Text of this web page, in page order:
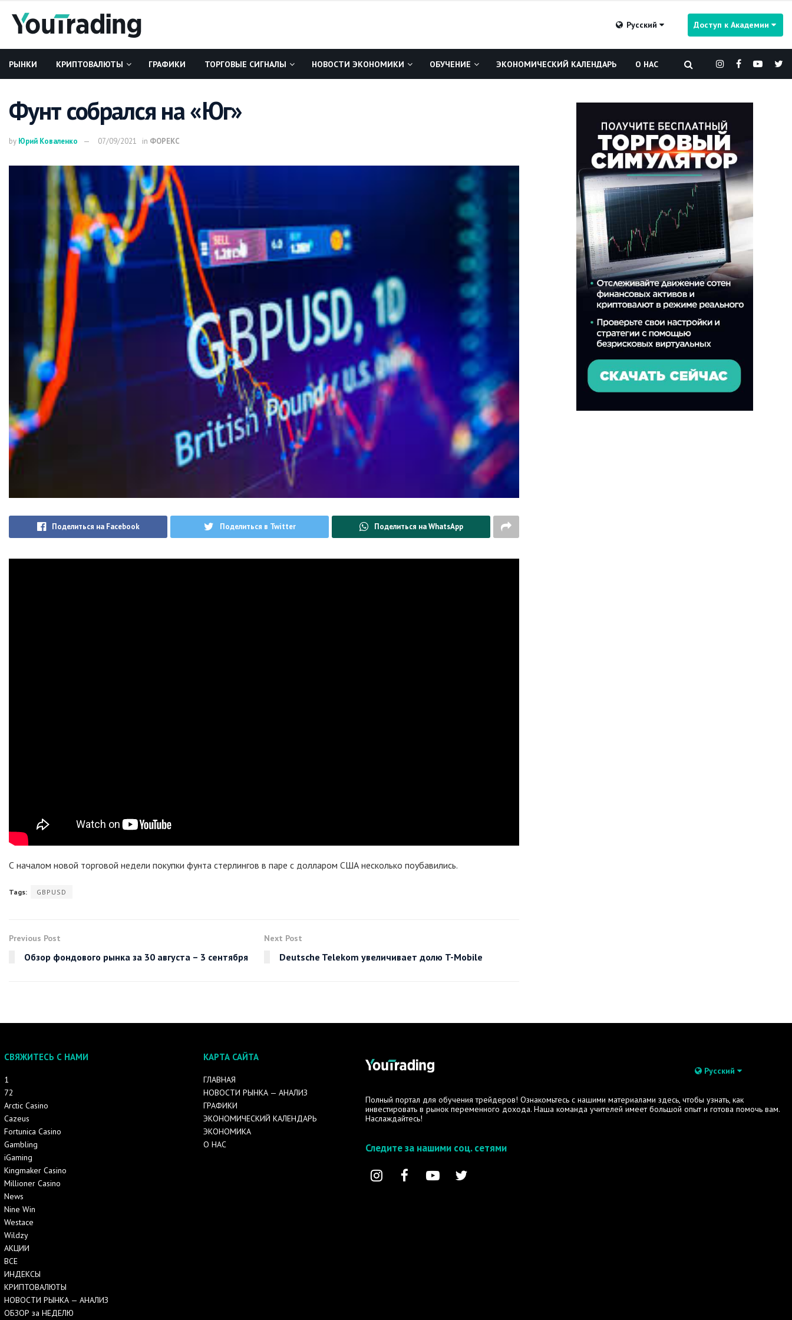
Русский Доступ к Академии
РЫНКИ КРИПТОВАЛЮТЫ ГРАФИКИ ТОРГОВЫЕ СИГНАЛЫ НОВОСТИ ЭКОНОМИКИ ОБУЧЕНИЕ ЭКОНОМИЧЕСКИЙ КАЛЕНДАРЬ О НАС
Фунт собрался на «Юг»
by Юрий Коваленко 07/09/2021 in ФОРЕКС
Поделиться на Facebook Поделиться в Twitter Поделиться на WhatsApp
С началом новой торговой недели покупки фунта стерлингов в паре с долларом США несколько поубавились.
Tags: GBPUSD
Previous Post
Обзор фондового рынка за 30 августа – 3 сентября
Next Post
Deutsche Telekom увеличивает долю T-Mobile
СВЯЖИТЕСЬ С НАМИ
1
72
Arctic Casino
Cazeus
Fortunica Casino
Gambling
iGaming
Kingmaker Casino
Millioner Casino
News
Nine Win
Westace
Wildzy
АКЦИИ
ВСЕ
ИНДЕКСЫ
КРИПТОВАЛЮТЫ
НОВОСТИ РЫНКА — АНАЛИЗ
ОБЗОР за НЕДЕЛЮ
КАРТА САЙТА
ГЛАВНАЯ
НОВОСТИ РЫНКА — АНАЛИЗ
ГРАФИКИ
ЭКОНОМИЧЕСКИЙ КАЛЕНДАРЬ
ЭКОНОМИКА
О НАС
Русский
Полный портал для обучения трейдеров! Ознакомьтесь с нашими материалами здесь, чтобы узнать, как
инвестировать в рынок переменного дохода. Наша команда учителей имеет большой опыт и готова помочь вам.
Наслаждайтесь!
Следите за нашими соц. сетями